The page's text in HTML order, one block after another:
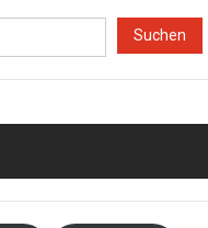
Suchen